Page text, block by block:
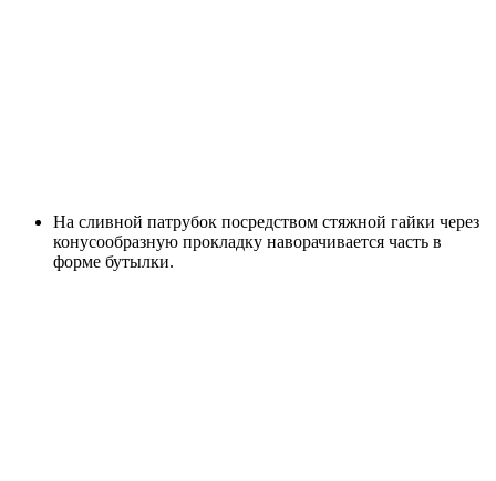
На сливной патрубок посредством стяжной гайки через
конусообразную прокладку наворачивается часть в
форме бутылки.